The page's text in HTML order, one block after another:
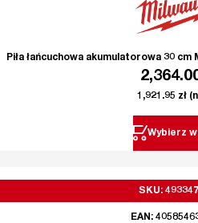
Piła łańcuchowa akumulatorowa 30
1,921.95 zł
Wybierz
SKU:
EAN: